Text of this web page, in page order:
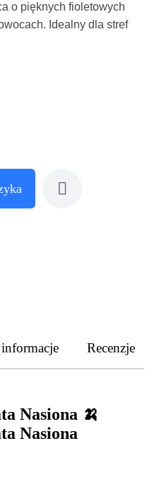
o pięknych fioletowych
Idealny dla stref
Recenzje
Nasiona 🍌
Nasiona